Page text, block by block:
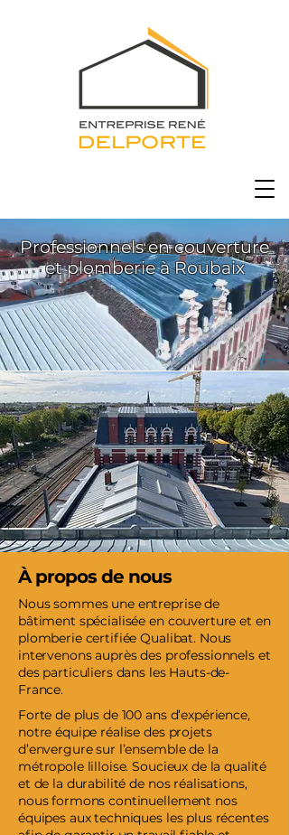
Professionnels en couverture
et plomberie à Roubaix
À propos de nous
Nous sommes une entreprise de
bâtiment spécialisée en couverture et en
plomberie certifiée Qualibat. Nous
intervenons auprès des professionnels et
des particuliers dans les Hauts-de-
France.
Forte de plus de 100 ans d’expérience,
notre équipe réalise des projets
d’envergure sur l’ensemble de la
métropole lilloise. Soucieux de la qualité
et de la durabilité de nos réalisations,
nous formons continuellement nos
équipes aux techniques les plus récentes